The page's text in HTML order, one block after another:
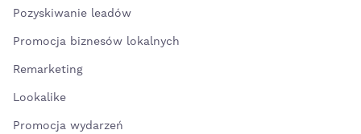
Pozyskiwanie leadów
Promocja biznesów lokalnych
Remarketing
Lookalike
Promocja wydarzeń